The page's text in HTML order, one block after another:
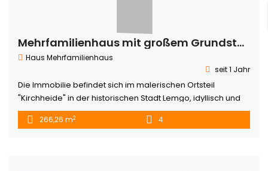
Mehrfamilienhaus mit großem Grundstück in Lemgo
Haus Mehrfamilienhaus
seit 1 Jahr
Die Immobilie befindet sich im malerischen Ortsteil
"Kirchheide" in der historischen Stadt Lemgo, idyllisch und
ruhig gelegen inmitten der atemberaubenden
Naturlandschaft des nordrhein-westfälischen Lipperlandes.
266,26 m2 4